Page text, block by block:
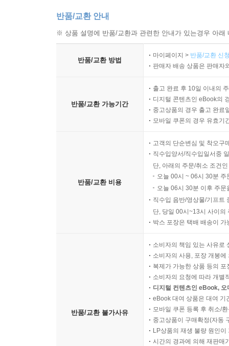
우리는 우리 집에 대해 기억이 아닌 기억을 갖게
곳에 사는 동안 일어났다. 기억상실증 환자에게
반품/교환 안내
※ 상품 설명에 반품/교환과 관련한 안내가 있는경우 아
반품/교환 방법
마이페이지 > 반품/교환 신
판매자 배송 상품은 판매자
반품/교환 가능기간
출고 완료 후 10일 이내의
디지털 콘텐츠인 eBook의
중고상품의 경우 출고 완료
모바일 쿠폰의 경우 유효기
반품/교환 비용
고객의 단순변심 및 착오구
직수입양서/직수입일서중
단, 아래의 주문/취소 조건
오늘 00시 ~ 06시 30분
오늘 06시 30분 이후 주
직수입 음반/영상물/기프트
단, 당일 00시~13시 사이의
박스 포장은 택배 배송이
반품/교환 불가사유
소비자의 책임 있는 사유로
소비자의 사용, 포장 개봉
복제가 가능한 상품 등의
소비자의 요청에 따라 개별
디지털 컨텐츠인 eBook,
eBook 대여 상품은 대여 기
모바일 쿠폰 등록 후 취소/
중고상품이 구매확정(자동
LP상품의 재생 불량 원인
시간의 경과에 의해 재판매